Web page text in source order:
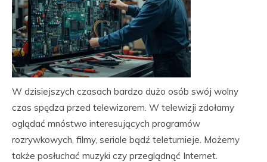
W dzisiejszych czasach bardzo dużo osób swój wolny
czas spędza przed telewizorem. W telewizji zdołamy
oglądać mnóstwo interesujących programów
rozrywkowych, filmy, seriale bądź teleturnieje. Możemy
także posłuchać muzyki czy przeglądnąć Internet.